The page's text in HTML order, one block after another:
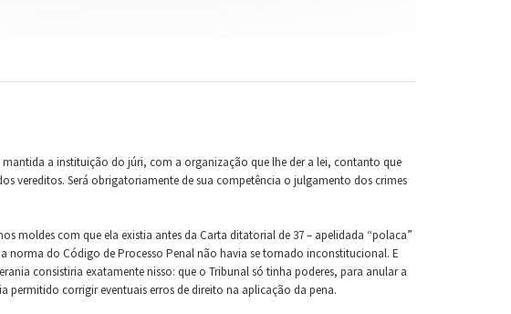
mantida a instituição do júri, com a organização que lhe der a lei, contanto que
vereditos. Será obrigatoriamente de sua competência o julgamento dos crimes
moldes com que ela existia antes da Carta ditatorial de 37 – apelidada “polaca”
norma do Código de Processo Penal não havia se tornado inconstitucional. E
consistiria exatamente nisso: que o Tribunal só tinha poderes, para anular a
permitido corrigir eventuais erros de direito na aplicação da pena.